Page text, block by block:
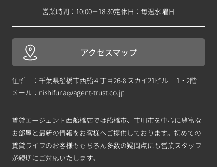
営業時間：10:00－18:30定休日：毎週水曜日
アクセスマップ
住所 ：千葉県船橋市西船４丁目26-8 スカイ21ビル 1・2階
メール： nishifuna@agent-trust.co.jp
賃貸エージェント西船橋店では船橋市、市川市を中心に豊富な
お部屋と最新の情報をお客様へご提供しております。初めての
賃貸ライフのお客様ももちろん多数の疑問点にも営業スタッフ
が親切にご対応いたします。